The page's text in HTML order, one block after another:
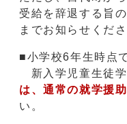
受給を辞退する旨
までお知らせくださ
■小学校6年生時点
新入学児童生徒
は、通常の就学援
い。